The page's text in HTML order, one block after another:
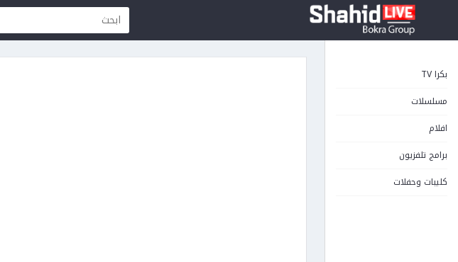
بكرا TV
مسلسلات
افلام
برامج تلفزيون
كليبات وحفلات